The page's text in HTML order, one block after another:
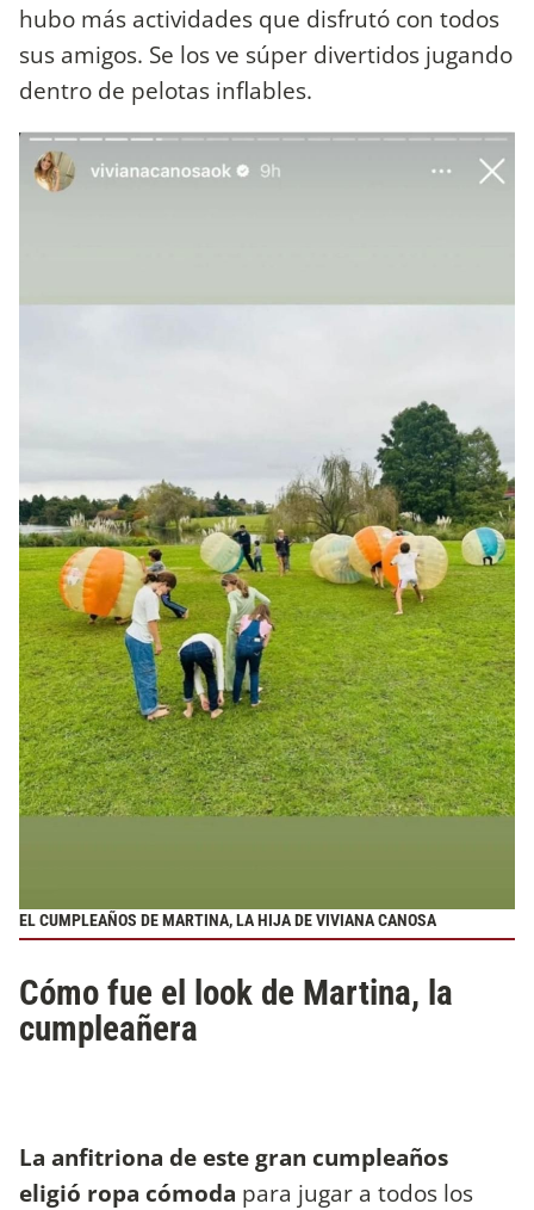
hubo más actividades que disfrutó con todos
sus amigos. Se los ve súper divertidos jugando
dentro de pelotas inflables.
EL CUMPLEAÑOS DE MARTINA, LA HIJA DE VIVIANA CANOSA
Cómo fue el look de Martina, la
cumpleañera
La anfitriona de este gran cumpleaños
eligió ropa cómoda para jugar a todos los